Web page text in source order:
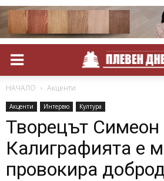
НАЧАЛО Акценти
Акценти Интервю Култура
Творецът
Калиграфията е
провокира